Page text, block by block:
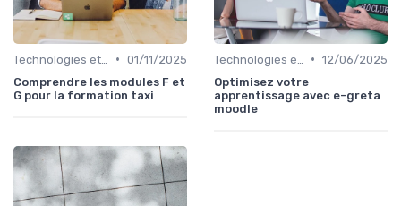
• 01/11/2025
Comprendre les modules F et
G pour la formation taxi
• 12/06/2025
Optimisez votre
apprentissage avec e-greta
moodle